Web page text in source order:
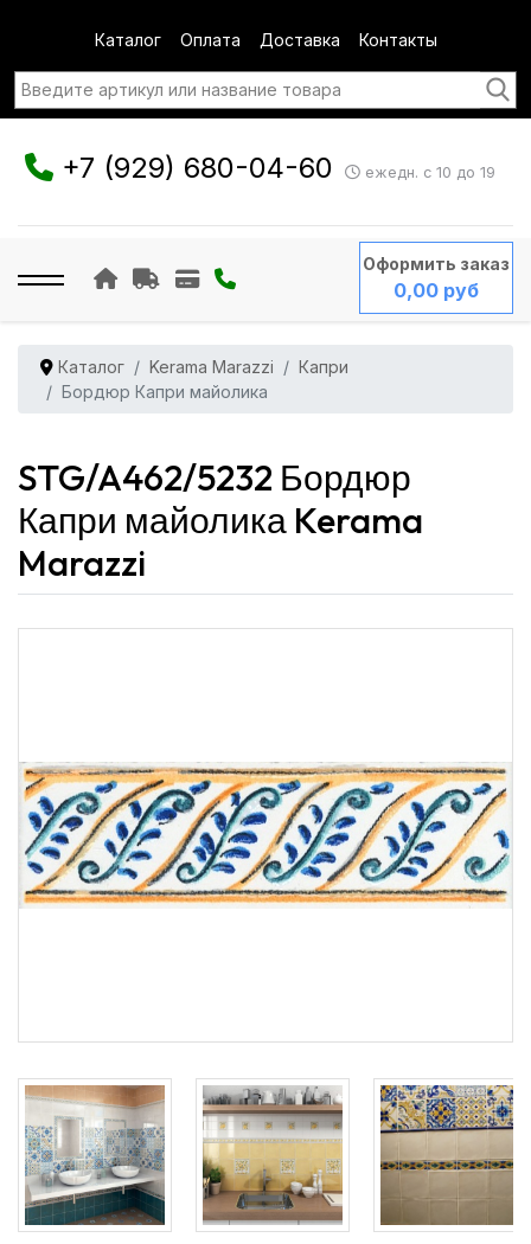
Каталог Оплата Доставка Контакты
+7 (929) 680-04-60 ежедн. с 10 до 19
Оформить заказ
0,00 руб
Каталог Kerama Marazzi
Капри
Бордюр Капри майолика
STG/A462/5232 Бордюр
Капри майолика Kerama
Marazzi